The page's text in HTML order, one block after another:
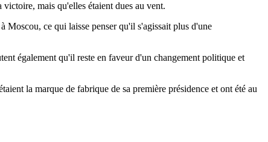
mais qu'elles étaient dues au vent.
Moscou, ce qui laisse penser qu'il s'agissait plus d'une
également qu'il reste en faveur d'un changement politique et
la marque de fabrique de sa première présidence et ont été au